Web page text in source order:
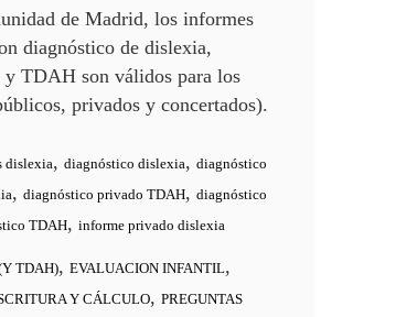
de Madrid, los informes
diagnóstico de dislexia,
y TDAH son válidos para los
privados y concertados).
dislexia, diagnóstico dislexia, diagnóstico
, diagnóstico privado TDAH, diagnóstico
TDAH, informe privado dislexia
TDAH), EVALUACION INFANTIL,
Y CÁLCULO, PREGUNTAS